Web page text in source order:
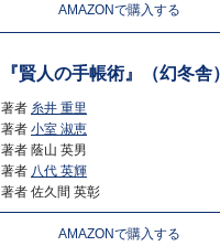
AMAZONで購入する
『賢人の手帳術』（幻冬舎）
著者 糸井 重里
著者 小室 淑恵
著者 蔭山 英男
著者 八代 英輝
著者 佐久間 英彰
AMAZONで購入する